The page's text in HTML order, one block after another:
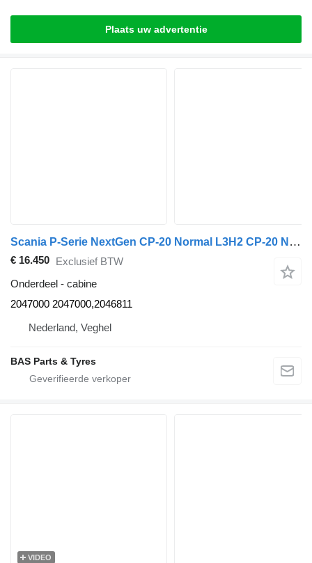
Plaats uw advertentie
Scania P-Serie NextGen CP-20 Normal L3H2 CP-20 Normal L3H2 2047000 cabine voor Scania P-Serie NextGen vrachtwagen
€ 16.450 Exclusief BTW
Onderdeel - cabine
2047000 2047000,2046811
Nederland, Veghel
BAS Parts & Tyres
VIDEO